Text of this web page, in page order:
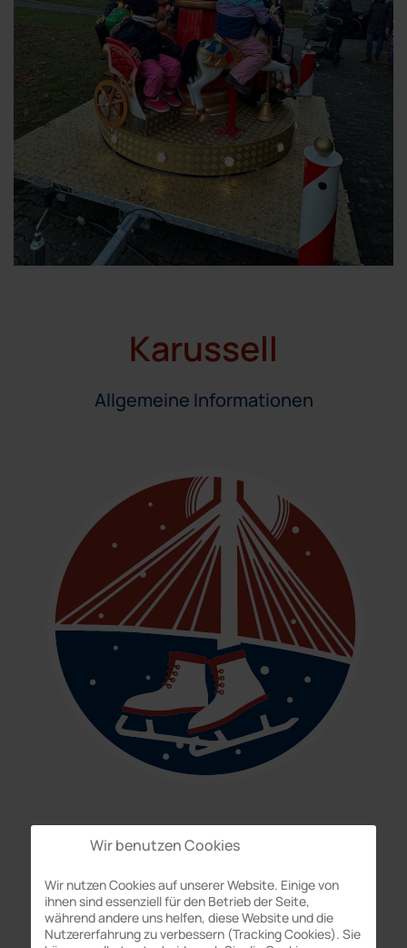
Karussell
Allgemeine Informationen
Größe
2,5m x 2,5m
Transport
Wir benutzen Cookies
Wir nutzen Cookies auf unserer Website. Einige von
ihnen sind essenziell für den Betrieb der Seite,
während andere uns helfen, diese Website und die
Nutzererfahrung zu verbessern (Tracking Cookies). Sie